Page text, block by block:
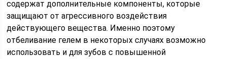
содержат дополнительные компоненты, которые
защищают от агрессивного воздействия
действующего вещества. Именно поэтому
отбеливание гелем в некоторых случаях возможно
использовать и для зубов с повышенной